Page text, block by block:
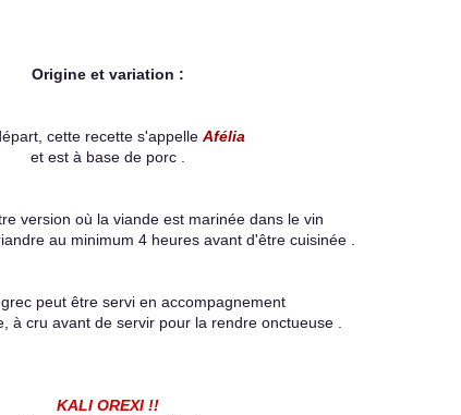
Origine et variation :
cette recette s'appelle Afélia
et est à base de porc .
version où la viande est marinée dans le vin
au minimum 4 heures avant d'être cuisinée .
peut être servi en accompagnement
à cru avant de servir pour la rendre onctueuse .
KALI OREXI !!